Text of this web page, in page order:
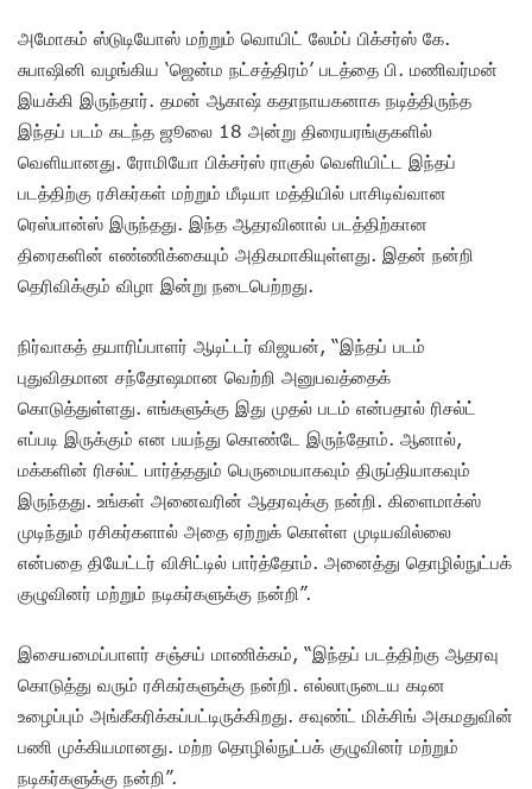
அமோகம் ஸ்டுடியோஸ் மற்றும் வொயிட் லேம்ப் பிக்சர்ஸ் கே.
சுபாஷினி வழங்கிய ‘ஜென்ம நட்சத்திரம்’ படத்தை பி. மணிவர்மன்
இயக்கி இருந்தார். தமன் ஆகாஷ் கதாநாயகனாக நடித்திருந்த
இந்தப் படம் கடந்த ஜூலை 18 அன்று திரையரங்குகளில்
வெளியானது. ரோமியோ பிக்சர்ஸ் ராகுல் வெளியிட்ட இந்தப்
படத்திற்கு ரசிகர்கள் மற்றும் மீடியா மத்தியில் பாசிடிவ்வான
ரெஸ்பான்ஸ் இருந்தது. இந்த ஆதரவினால் படத்திற்கான
திரைகளின் எண்ணிக்கையும் அதிகமாகியுள்ளது. இதன் நன்றி
தெரிவிக்கும் விழா இன்று நடைபெற்றது.
நிர்வாகத் தயாரிப்பாளர் ஆடிட்டர் விஜயன், “இந்தப் படம்
புதுவிதமான சந்தோஷமான வெற்றி அனுபவத்தைக்
கொடுத்துள்ளது. எங்களுக்கு இது முதல் படம் என்பதால் ரிசல்ட்
எப்படி இருக்கும் என பயந்து கொண்டே இருந்தோம். ஆனால்,
மக்களின் ரிசல்ட் பார்த்ததும் பெருமையாகவும் திருப்தியாகவும்
இருந்தது. உங்கள் அனைவரின் ஆதரவுக்கு நன்றி. கிளைமாக்ஸ்
முடிந்தும் ரசிகர்களால் அதை ஏற்றுக் கொள்ள முடியவில்லை
என்பதை தியேட்டர் விசிட்டில் பார்த்தோம். அனைத்து தொழில்நுட்பக்
குழுவினர் மற்றும் நடிகர்களுக்கு நன்றி”.
இசையமைப்பாளர் சஞ்சய் மாணிக்கம், “இந்தப் படத்திற்கு ஆதரவு
கொடுத்து வரும் ரசிகர்களுக்கு நன்றி. எல்லாருடைய கடின
உழைப்பும் அங்கீகரிக்கப்பட்டிருக்கிறது. சவுண்ட் மிக்சிங் அகமதுவின்
பணி முக்கியமானது. மற்ற தொழில்நுட்பக் குழுவினர் மற்றும்
நடிகர்களுக்கு நன்றி”.